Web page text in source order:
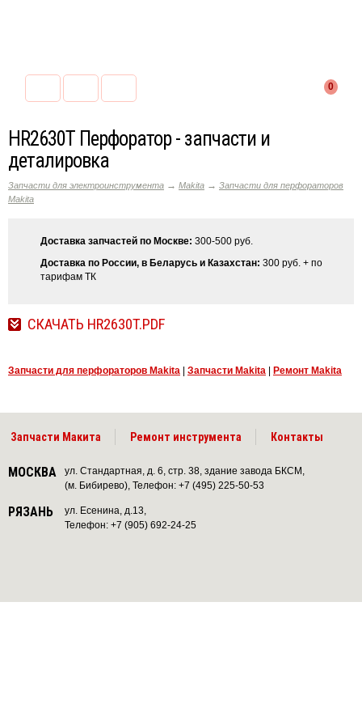
0
HR2630T Перфоратор - запчасти и
деталировка
Запчасти для электроинструмента → Makita → Запчасти для перфораторов
Makita
Доставка запчастей по Москве: 300-500 руб.
Доставка по России, в Беларусь и Казахстан: 300 руб. + по
тарифам ТК
СКАЧАТЬ HR2630T.PDF
Запчасти для перфораторов Makita Запчасти Makita Ремонт Makita
Запчасти Макита Ремонт инструмента Контакты
МОСКВА
ул. Стандартная, д. 6, стр. 38, здание завода БКСМ,
(м. Бибирево), Телефон: +7 (495) 225-50-53
РЯЗАНЬ
ул. Есенина, д.13,
Телефон: +7 (905) 692-24-25